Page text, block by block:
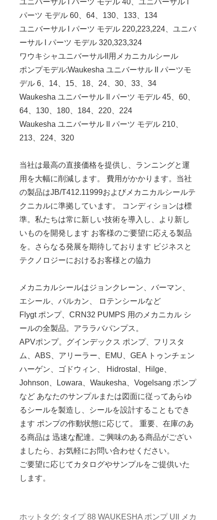
パーツ モデル 60、64、130、133、134
ユニバーサル l パーツ モデル 220,223,224、ユニバ
ーサル l パーツ モデル 320,323,324
ワウキシャユニバーサルII用メカニカルシール
ポンプモデル:Waukesha ユニバーサル II パーツモ
デル 6、14、15、18、24、30、33、34
Waukesha ユニバーサル II パーツ モデル 45、60、
64、130、180、184、220、224
Waukesha ユニバーサル II パーツ モデル 210、
213、224、320
当社は最高の直接価格を提供し、ランニングと運
用を大幅に削減します。 費用がかかります。当社
の製品はJB/T412.11999およびメカニカルシールテ
クニカルに準拠しています。 コンディションは標
準。私たちは常に新しい技術を導入し、より新し
いものを開発します お客様のご要望に応える製品
を。さらなる発展を期待しております ビジネスと
テクノロジーにおけるお客様との協力
メカニカルシールはジョンクレーン、バーマン、
エシール、バルカン、 ロテンシールなど
Flygt ポンプ、CRN32 PUMPS 用のメカニカル シ
ールの全製品。アララバパンプス。
APVポンプ。グインデックス ポンプ、フリスタ
ム、ABS、アリーラー、EMU、GEA トゥンチェン
ハーゲン、ゴドウィン、 Hidrostal、Hilge、
Johnson、Lowara、Waukesha、Vogelsang ポンプ
など あなたのサンプルまたは図面に従ってあらゆ
るシールを製造し、シールを設計することもでき
ます ポンプの作動状態に応じて。 重要、在庫のあ
る商品は 迅速な配達。ご興味のある商品がござい
ましたら、お気軽にお問い合わせください。
ご要望に応じてカタログやサンプルをご提供いた
します。
ホットタグ: タイプ 88 WAUKESHA ポンプ UII メカ